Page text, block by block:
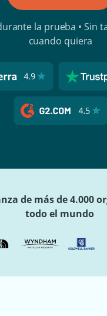
la prueba • Sin
cuando quiera
de más de 4.000
todo el mundo